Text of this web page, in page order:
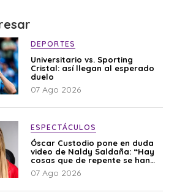
DEPORTES
Universitario vs. Sporting
Cristal: así llegan al esperado
duelo
07 Ago 2026
ESPECTÁCULOS
Óscar Custodio pone en duda
video de Naldy Saldaña: “Hay
cosas que de repente se han
editado”
07 Ago 2026